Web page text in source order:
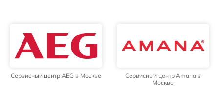
Сервисный центр AEG в Москве
Сервисный центр Amana в
Москве